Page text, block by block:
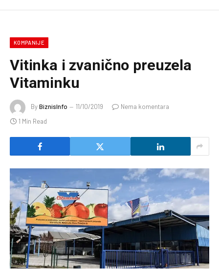
KOMPANIJE
Vitinka i zvanično preuzela
Vitaminku
ByBiznisInfo 11/10/2019
Nema komentara
1 Min Read